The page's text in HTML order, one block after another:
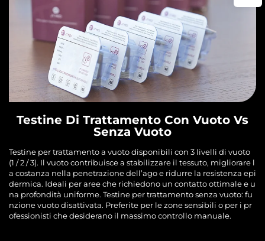
Testine Di Trattamento Con Vuoto Vs
Senza Vuoto
Testine per trattamento a vuoto disponibili con 3 livelli di vuoto
(1 / 2 / 3). Il vuoto contribuisce a stabilizzare il tessuto, migliorare l
a costanza nella penetrazione dell’ago e ridurre la resistenza epi
dermica. Ideali per aree che richiedono un contatto ottimale e u
na profondità uniforme. Testine per trattamento senza vuoto: fu
nzione vuoto disattivata. Preferite per le zone sensibili o per i pr
ofessionisti che desiderano il massimo controllo manuale.